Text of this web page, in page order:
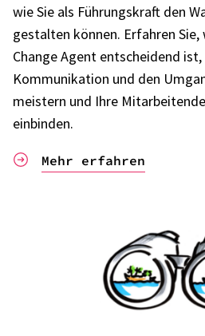
wie Sie als Führungs­kraft den
gestal­ten können. Erfah­ren Sie,
Change Agent entschei­dend
Kommu­ni­ka­tion und den
meis­tern und Ihre
einbin­den.
Mehr erfahren